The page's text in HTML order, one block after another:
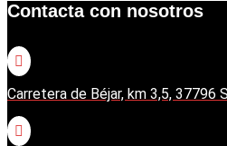
Contacta con nosotros

Carretera de Béjar, km 3,5, 37796
